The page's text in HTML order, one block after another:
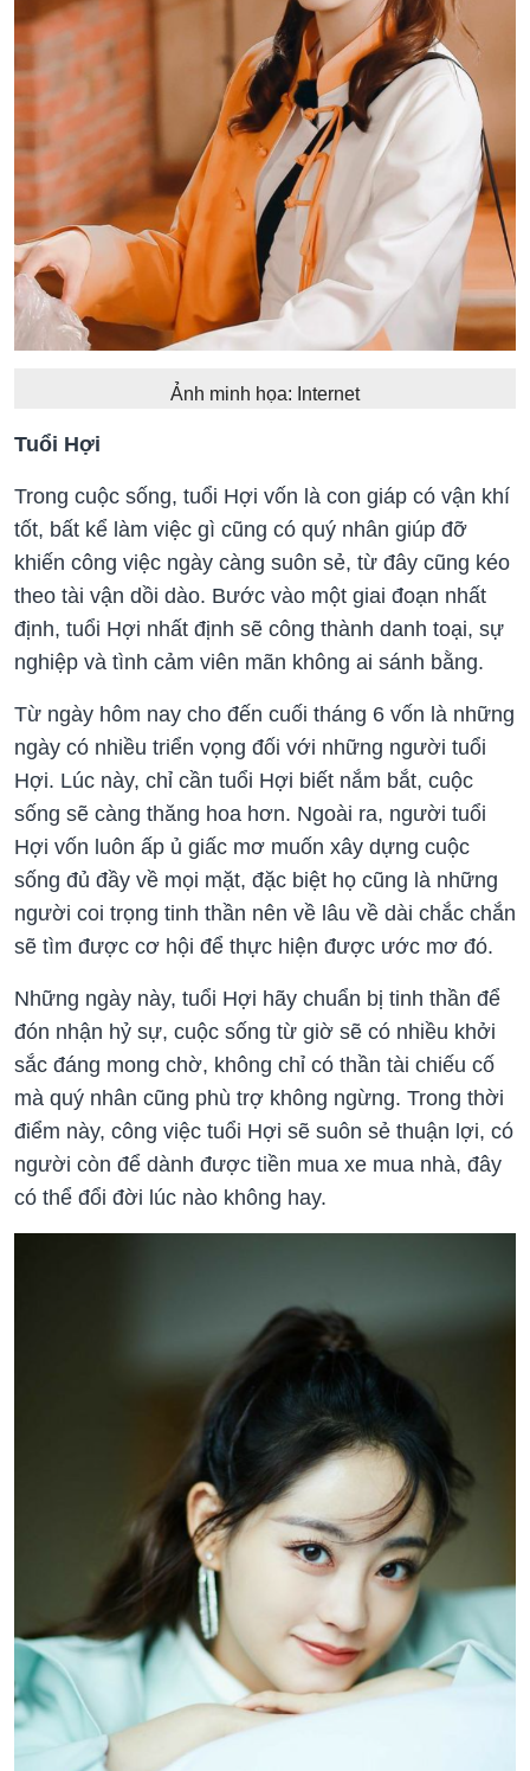
Ảnh minh họa: Internet
Tuổi Hợi
Trong cuộc sống, tuổi Hợi vốn là con giáp có vận khí
tốt, bất kể làm việc gì cũng có quý nhân giúp đỡ
khiến công việc ngày càng suôn sẻ, từ đây cũng kéo
theo tài vận dồi dào. Bước vào một giai đoạn nhất
định, tuổi Hợi nhất định sẽ công thành danh toại, sự
nghiệp và tình cảm viên mãn không ai sánh bằng.
Từ ngày hôm nay cho đến cuối tháng 6 vốn là những
ngày có nhiều triển vọng đối với những người tuổi
Hợi. Lúc này, chỉ cần tuổi Hợi biết nắm bắt, cuộc
sống sẽ càng thăng hoa hơn. Ngoài ra, người tuổi
Hợi vốn luôn ấp ủ giấc mơ muốn xây dựng cuộc
sống đủ đầy về mọi mặt, đặc biệt họ cũng là những
người coi trọng tinh thần nên về lâu về dài chắc chắn
sẽ tìm được cơ hội để thực hiện được ước mơ đó.
Những ngày này, tuổi Hợi hãy chuẩn bị tinh thần để
đón nhận hỷ sự, cuộc sống từ giờ sẽ có nhiều khởi
sắc đáng mong chờ, không chỉ có thần tài chiếu cố
mà quý nhân cũng phù trợ không ngừng. Trong thời
điểm này, công việc tuổi Hợi sẽ suôn sẻ thuận lợi, có
người còn để dành được tiền mua xe mua nhà, đây
có thể đổi đời lúc nào không hay.